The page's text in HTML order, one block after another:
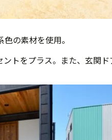
の素材を使用。
トをプラス。また、玄関